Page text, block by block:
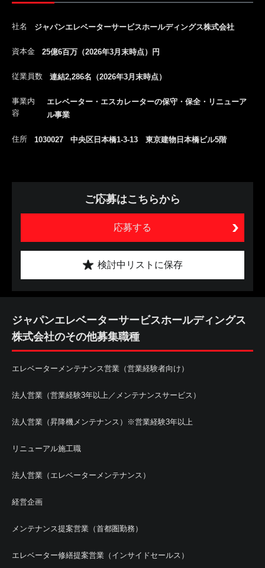
社名 ジャパンエレベーターサービスホールディングス株式会社
資本金 25億6百万（2026年3月末時点）円
従業員数 連結2,286名（2026年3月末時点）
事業内
容
エレベーター・エスカレーターの保守・保全・リニューア
ル事業
住所 1030027 中央区日本橋1-3-13 東京建物日本橋ビル5階
ご応募はこちらから
応募する
検討中リストに保存
ジャパンエレベーターサービスホールディングス
株式会社のその他募集職種
エレベーターメンテナンス営業（営業経験者向け）
法人営業（営業経験3年以上／メンテナンスサービス）
法人営業（昇降機メンテナンス）※営業経験3年以上
リニューアル施工職
法人営業（エレベーターメンテナンス）
経営企画
メンテナンス提案営業（首都圏勤務）
エレベーター修繕提案営業（インサイドセールス）